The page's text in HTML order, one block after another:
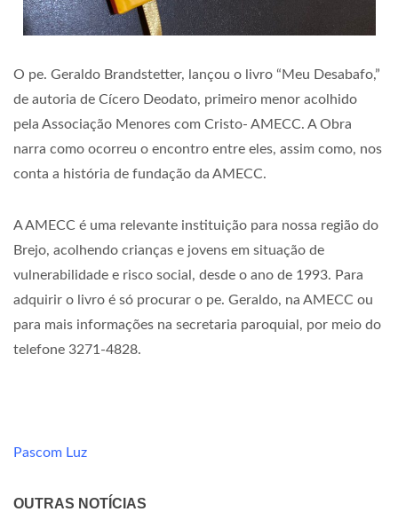
O pe. Geraldo Brandstetter, lançou o livro “Meu Desabafo,”
de autoria de Cícero Deodato, primeiro menor acolhido
pela Associação Menores com Cristo- AMECC. A Obra
narra como ocorreu o encontro entre eles, assim como, nos
conta a história de fundação da AMECC.
A AMECC é uma relevante instituição para nossa região do
Brejo, acolhendo crianças e jovens em situação de
vulnerabilidade e risco social, desde o ano de 1993. Para
adquirir o livro é só procurar o pe. Geraldo, na AMECC ou
para mais informações na secretaria paroquial, por meio do
telefone 3271-4828.
Pascom Luz
OUTRAS NOTÍCIAS